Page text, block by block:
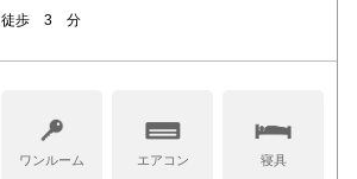
徒歩 3 分
ワンルーム エアコン 寝具